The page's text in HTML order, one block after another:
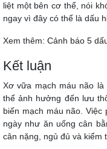
liệt một bên cơ thể, nói
ngay vì đây có thể là dấu
Xem thêm: Cảnh báo 5
Kết luận
Xơ vữa mạch máu não
thể ảnh hưởng đến lưu
biến mạch máu não.
ngày như ăn uống cân
cân nặng, ngủ đủ và kiểm